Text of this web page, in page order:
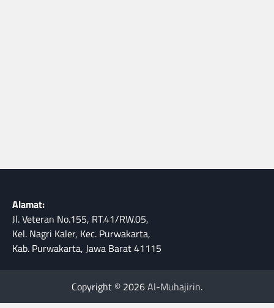
Alamat:
Jl. Veteran No.155, RT.41/RW.05,
Kel. Nagri Kaler, Kec. Purwakarta,
Kab. Purwakarta, Jawa Barat 41115
Copyright © 2026Al-Muhajirin.